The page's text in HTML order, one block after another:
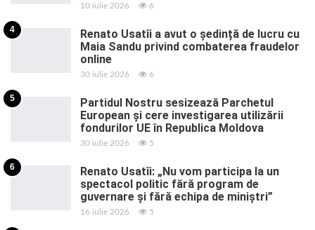
10 iulie 2026 6
4
Renato Usatîi a avut o ședință de lucru cu
Maia Sandu privind combaterea fraudelor
online
30 iulie 2026 6
5
Partidul Nostru sesizează Parchetul
European și cere investigarea utilizării
fondurilor UE în Republica Moldova
30 iulie 2026 5
6
Renato Usatîi: „Nu vom participa la un
spectacol politic fără program de
guvernare și fără echipa de miniștri”
16 iulie 2026 5